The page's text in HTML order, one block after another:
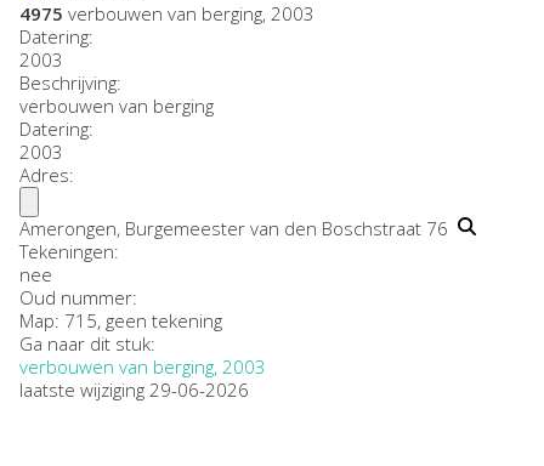
4975 verbouwen van berging, 2003
Datering:
2003
Beschrijving:
verbouwen van berging
Datering:
2003
Adres:
Amerongen, Burgemeester van den Boschstraat 76
Tekeningen:
nee
Oud nummer:
Map: 715, geen tekening
Ga naar dit stuk:
verbouwen van berging, 2003
laatste wijziging 29-06-2026